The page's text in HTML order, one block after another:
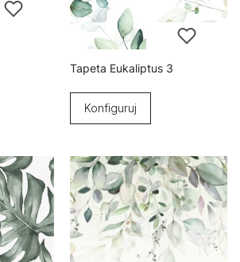
Tapeta Eukaliptus 3
Konfiguruj